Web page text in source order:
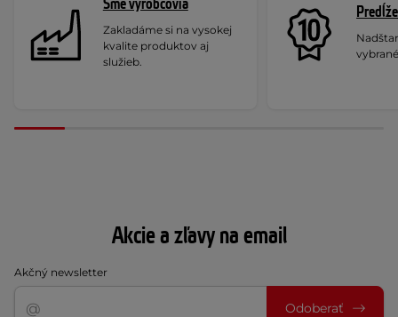
Zakladáme si na vysokej
kvalite produktov aj
služieb.
Akcie a zľavy na email
Akčný newsletter
Odoberať